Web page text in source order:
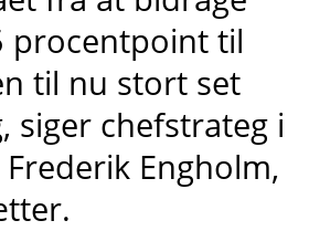
procentpoint til
til nu stort set
siger chefstrateg i
Engholm,